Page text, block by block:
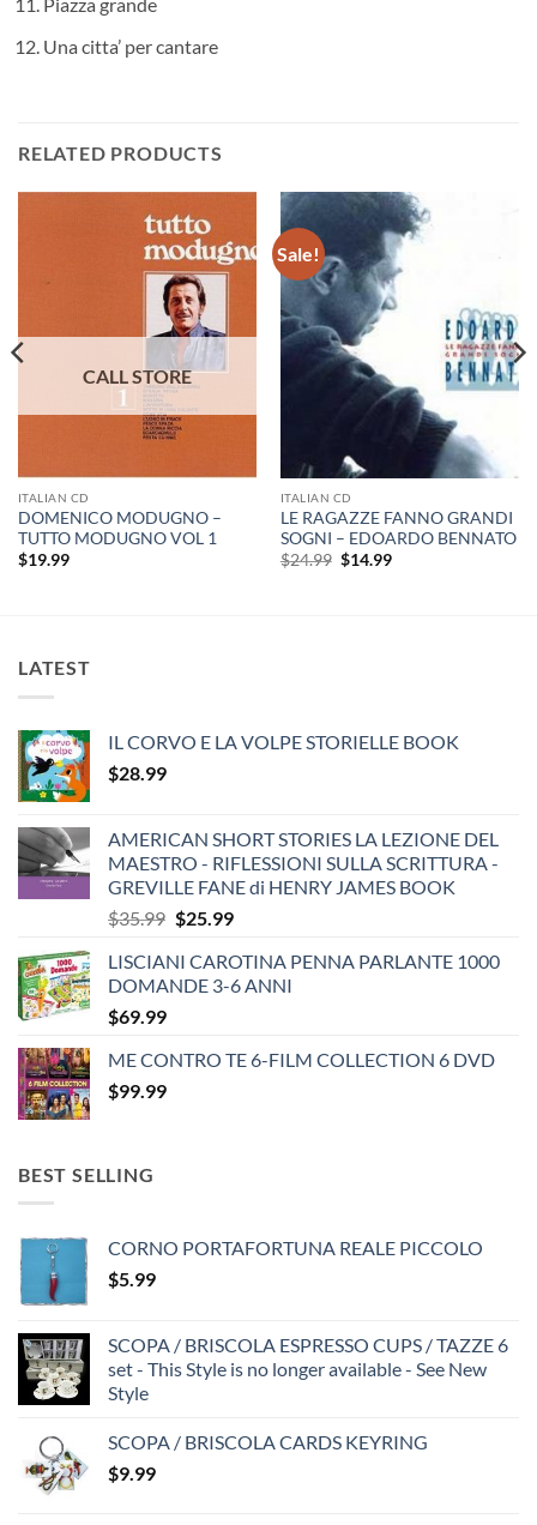
Piazza grande
Una citta’ per cantare
RELATED PRODUCTS
ITALIAN CD
DOMENICO MODUGNO –
TUTTO MODUGNO VOL 1
$19.99
Sale!
ITALIAN CD
LE RAGAZZE FANNO GRANDI
SOGNI – EDOARDO BENNATO
$24.99 Original
$14.99Current
LATEST
IL CORVO E LA VOLPE STORIELLE BOOK
$28.99
AMERICAN SHORT STORIES LA LEZIONE DEL
MAESTRO - RIFLESSIONI SULLA SCRITTURA -
GREVILLE FANE di HENRY JAMES BOOK
$35.99 Original
was:
$35.99.
$25.99Current
is:
$25.99.
LISCIANI CAROTINA PENNA PARLANTE 1000
DOMANDE 3-6 ANNI
$69.99
ME CONTRO TE 6-FILM COLLECTION 6 DVD
$99.99
BEST SELLING
CORNO PORTAFORTUNA REALE PICCOLO
$5.99
SCOPA / BRISCOLA ESPRESSO CUPS / TAZZE 6
set - This Style is no longer available - See New
Style
SCOPA / BRISCOLA CARDS KEYRING
$9.99